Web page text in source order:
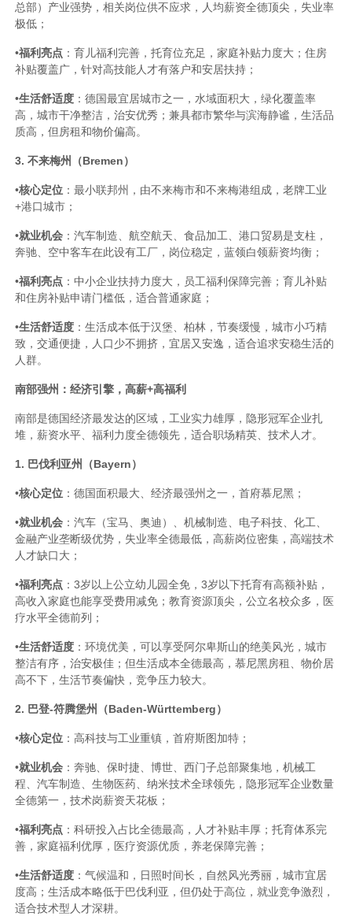
总部）产业强势，相关岗位供不应求，人均薪资全德顶尖，失业率
极低；
•福利亮点 ：育儿福利完善，托育位充足，家庭补贴力度大；住房
补贴覆盖广，针对高技能人才有落户和安居扶持；
•生活舒适度 ：德国最宜居城市之一，水域面积大，绿化覆盖率
高，城市干净整洁，治安优秀；兼具都市繁华与滨海静谧，生活品
质高，但房租和物价偏高。
3. 不来梅州（Bremen）
•核心定位 ：最小联邦州，由不来梅市和不来梅港组成，老牌工业
+港口城市；
•就业机会 ：汽车制造、航空航天、食品加工、港口贸易是支柱，
奔驰、空中客车在此设有工厂，岗位稳定，蓝领白领薪资均衡；
•福利亮点 ：中小企业扶持力度大，员工福利保障完善；育儿补贴
和住房补贴申请门槛低，适合普通家庭；
•生活舒适度 ：生活成本低于汉堡、柏林，节奏缓慢，城市小巧精
致，交通便捷，人口少不拥挤，宜居又安逸，适合追求安稳生活的
人群。
南部强州：经济引擎，高薪+高福利
南部是德国经济最发达的区域，工业实力雄厚，隐形冠军企业扎
堆，薪资水平、福利力度全德领先，适合职场精英、技术人才。
1. 巴伐利亚州（Bayern）
•核心定位 ：德国面积最大、经济最强州之一，首府慕尼黑；
•就业机会 ：汽车（宝马、奥迪）、机械制造、电子科技、化工、
金融产业垄断级优势，失业率全德最低，高薪岗位密集，高端技术
人才缺口大；
•福利亮点 ：3岁以上公立幼儿园全免，3岁以下托育有高额补贴，
高收入家庭也能享受费用减免；教育资源顶尖，公立名校众多，医
疗水平全德前列；
•生活舒适度 ：环境优美，可以享受阿尔卑斯山的绝美风光，城市
整洁有序，治安极佳；但生活成本全德最高，慕尼黑房租、物价居
高不下，生活节奏偏快，竞争压力较大。
2. 巴登-符腾堡州（Baden-Württemberg）
•核心定位 ：高科技与工业重镇，首府斯图加特；
•就业机会 ：奔驰、保时捷、博世、西门子总部聚集地，机械工
程、汽车制造、生物医药、纳米技术全球领先，隐形冠军企业数量
全德第一，技术岗薪资天花板；
•福利亮点 ：科研投入占比全德最高，人才补贴丰厚；托育体系完
善，家庭福利优厚，医疗资源优质，养老保障完善；
•生活舒适度 ：气候温和，日照时间长，自然风光秀丽，城市宜居
度高；生活成本略低于巴伐利亚，但仍处于高位，就业竞争激烈，
适合技术型人才深耕。